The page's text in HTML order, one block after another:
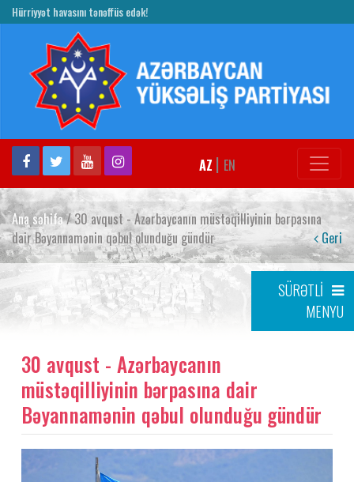
Hürriyyət havasını tənəffüs edək!
AZ | EN
Ana səhifə/ 30 avqust - Azərbaycanın müstəqilliyinin bərpasına
dair Bəyannamənin qəbul olunduğu gündür
Geri
SÜRƏTLİ
MENYU
30 avqust - Azərbaycanın
müstəqilliyinin bərpasına dair
Bəyannamənin qəbul olunduğu gündür